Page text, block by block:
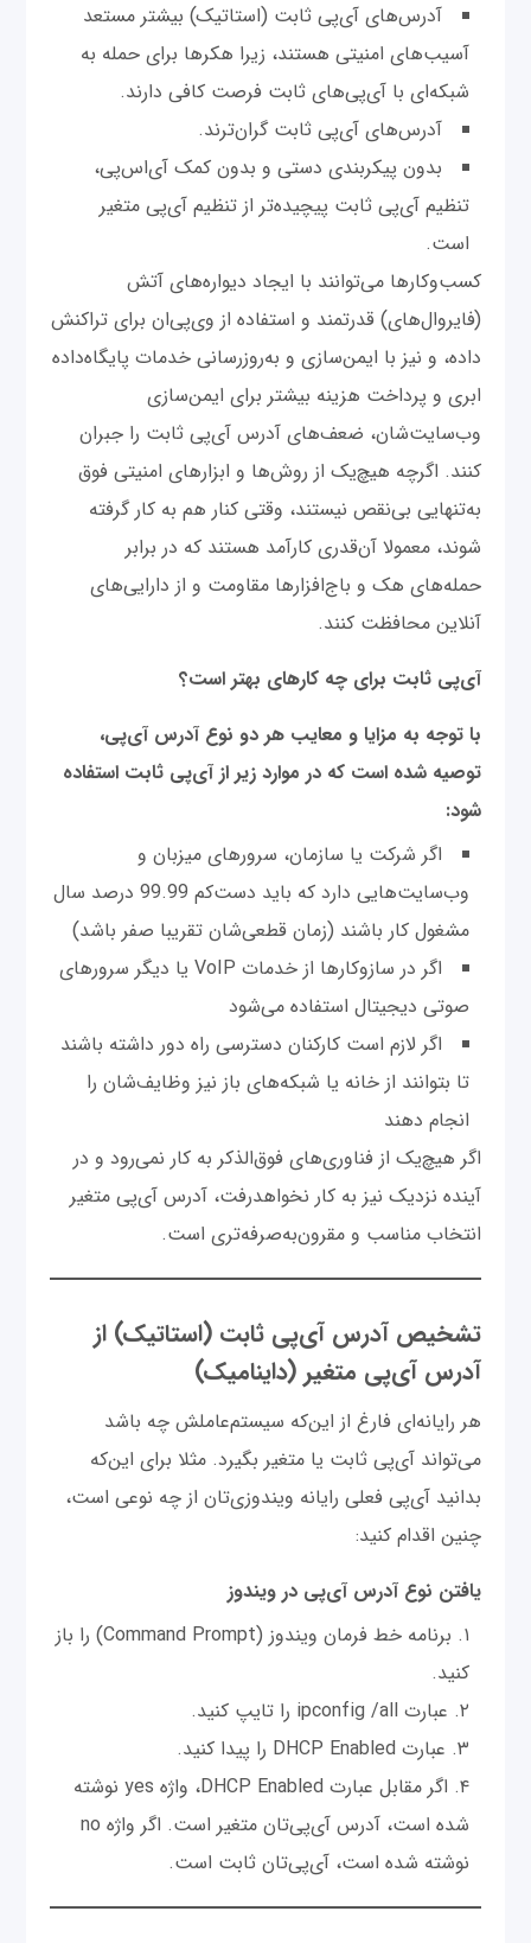
آدرس‌های آی‌پی ثابت (استاتیک) بیشتر مستعد
آسیب‌های امنیتی هستند، زیرا هکرها برای حمله به
شبکه‌ای با آی‌پی‌های ثابت فرصت کافی دارند.
آدرس‌های آی‌پی ثابت گران‌ترند.
بدون پیکربندی دستی و بدون کمک آی‌اس‌پی،
تنظیم آی‌پی ثابت پیچیده‌تر از تنظیم آی‌پی متغیر‌
است.
کسب‌وکارها می‌توانند با ایجاد دیواره‌های آتش
(فایروال‌های) قدرتمند و استفاده از وی‌پی‌ان برای تراکنش‌‌
داده، و نیز با ایمن‌سازی و به‌روزرسانی خدمات پایگاه‌داده
ابری و پرداخت هزینه بیشتر برای ایمن‌سازی
وب‌سایت‌شان، ضعف‌های آدرس آی‌پی ثابت را جبران
کنند. اگرچه هیچ‌یک از روش‌ها و ابزارهای امنیتی فوق
به‌تنهایی بی‌نقص نیستند، وقتی کنار هم به کار گرفته
شوند، معمولا آن‌قدری کارآمد هستند که در برابر
حمله‌های هک و باج‌افزارها مقاومت و از دارایی‌های
آنلاین محافظت کنند.
آی‌پی ثابت برای چه کارهای بهتر است؟
با توجه به مزایا و معایب هر دو نوع آدرس آی‌پی،
توصیه شده است که در موارد زیر از آی‌پی ثابت استفاده
شود:
اگر شرکت یا سازمان‌، سرورهای میزبان و
وب‌سایت‌هایی دارد که باید دست‌کم 99.99 درصد سال
مشغول کار باشند (زمان قطعی‌شان تقریبا صفر باشد)
اگر در سازوکارها از خدمات VoIP یا دیگر سرورهای
صوتی دیجیتال استفاده می‌شود
اگر لازم است کارکنان‌ دسترسی راه دور داشته باشند
تا بتوانند از خانه یا شبکه‌های باز نیز وظایف‌شان را
انجام دهند
اگر هیچ‌یک از فناوری‌های فوق‌الذکر به کار نمی‌رود و در
آینده نزدیک نیز به کار نخواهدرفت، آدرس آی‌پی متغیر
انتخاب مناسب و مقرون‌به‌صرفه‌تری است.
تشخیص آدرس آی‌پی ثابت (استاتیک) از
آدرس آی‌پی متغیر (داینامیک)
هر رایانه‌ای فارغ از این‌که سیستم‌عاملش چه باشد
می‌تواند آی‌پی ثابت یا متغیر بگیرد. مثلا برای این‌که
بدانید آی‌پی فعلی رایانه‌ ویندوزی‌تان از چه نوعی است،
چنین اقدام کنید:
یافتن نوع آدرس آی‌پی در ویندوز
برنامه خط فرمان ویندوز (Command Prompt) را باز
کنید.
عبارت ipconfig /all را تایپ کنید.
عبارت DHCP Enabled را پیدا کنید.
اگر مقابل عبارت DHCP Enabled، واژه yes نوشته
شده است، آدرس آی‌پی‌تان متغیر است. اگر واژه no
نوشته شده است، آی‌پی‌تان ثابت است.